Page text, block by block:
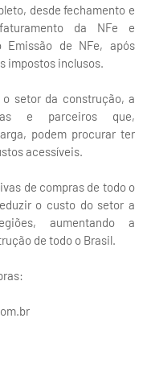
desde fechamento e
da NFe e
Emissão de NFe, após
impostos inclusos.
setor da construção, a
e parceiros que,
podem procurar ter
acessíveis.
de compras de todo o
o custo do setor a
aumentando a
de todo o Brasil.